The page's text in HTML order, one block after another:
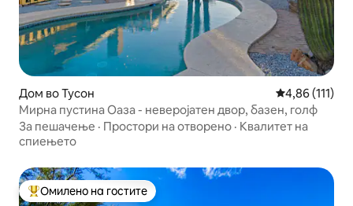
Дом во Тусон Просечна
4,86 (111)
Мирна пустина Оаза - неверојатен двор, базен, голф
За пешачење · Простори на отворено · Квалитет на
спиењето
Меѓу најуспешните „Омилени на гостите“
Омилено на гостите